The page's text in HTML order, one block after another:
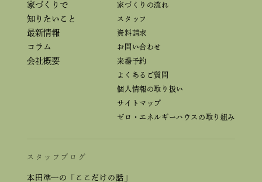
家づくりで
知りたいこと
最新情報
コラム
会社概要
家づくりの流れ
スタッフ
資料請求
お問い合わせ
来場予約
よくあるご質問
個人情報の取り扱い
サイトマップ
ゼロ・エネルギーハウスの取り組み
スタッフブログ
本田準一の「ここだけの話」